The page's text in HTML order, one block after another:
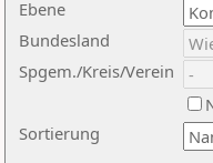
Ebene
Sortierung
Bundesland
Spgem./Kreis/Verein